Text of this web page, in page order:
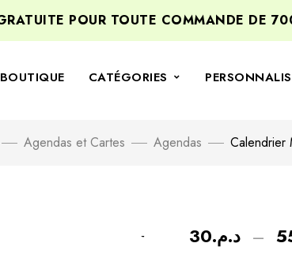
POUR TOUTE COMMANDE DE 700
BOUTIQUE CATÉGORIES
Agendas et Cartes Agendas Calendrier
د.م.30 –